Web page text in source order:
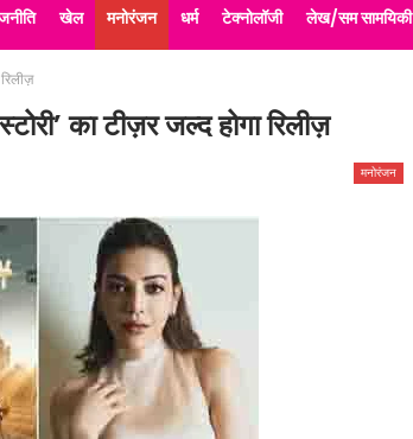
खेल मनोरंजन धर्म टेक्नोलॉजी लेख/सम सामयिकी
का टीज़र जल्द होगा रिलीज़
मनोरंजन